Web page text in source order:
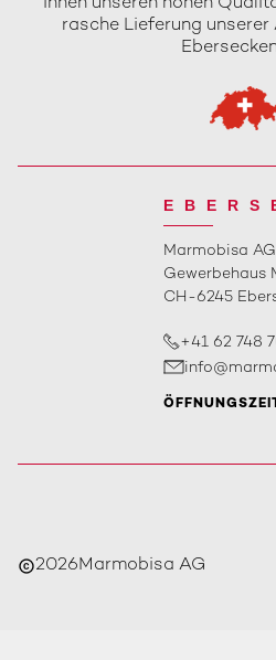
Ihnen unseren hohen
rasche Lieferung
Marmobisa AG
Gewerbehaus
CH-6245
+41 62 748
copyright2026Marmobisa AG